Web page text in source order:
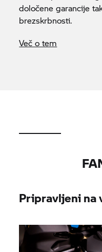
določene garancije
brezskrbnosti.
Več o tem
Pripravljeni na